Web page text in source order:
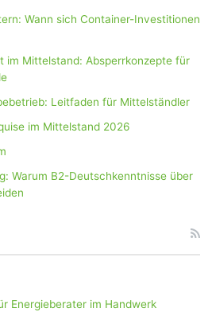
Wann sich Container-Investitionen
im Mittelstand: Absperrkonzepte für
Leitfaden für Mittelständler
im Mittelstand 2026
Warum B2-Deutschkenntnisse über
Energieberater im Handwerk